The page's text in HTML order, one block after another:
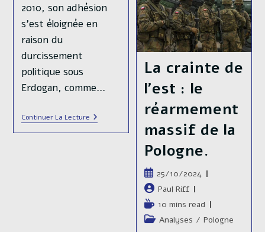
2010, son adhésion
s’est éloignée en
raison du
durcissement
politique sous
Erdogan, comme…
Continuer La LectureRevirement
Polonais,
La
Continuer La LectureHongrie
:
Orban,
Vers
La
Fin
Du
Règne
La crainte de
l’est : le
réarmement
massif de la
Pologne.
Publication
publiée :
25/10/2024
Auteur/autrice
de
la
publication :
Paul Riff
Temps
de
10 mins read
PostAnalyses / Pologne